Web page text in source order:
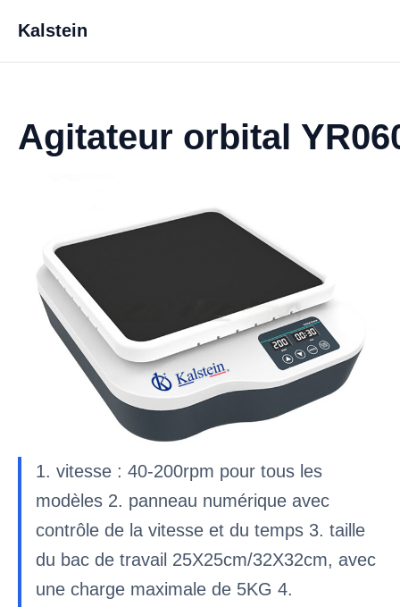
Kalstein
Agitateur orbital
1. vitesse : 40-200rpm pour tous les
modèles 2. panneau numérique avec
contrôle de la vitesse et du temps 3. taille
du bac de travail 25X25cm/32X32cm, avec
une charge maximale de 5KG 4.